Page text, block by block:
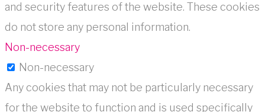
and security features of the website. These cookies
do not store any personal information.
Non-necessary
Non-necessary
Any cookies that may not be particularly necessary
for the website to function and is used specifically